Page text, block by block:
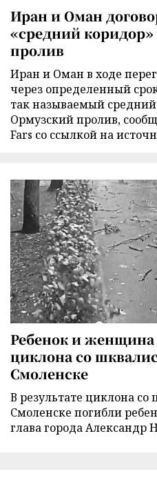
Иран и Оман
«средний
пролив
Иран и Оман в ходе
через определенный
так называемый
Ормузский пролив,
Fars со ссылкой на
Ребенок и женщина
циклона со
Смоленске
В результате циклона
Смоленске погибли
глава города Александр